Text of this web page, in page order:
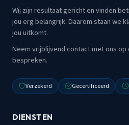
Wij zijn resultaat gericht en vinden
jou erg belangrijk. Daarom staan we
jou uitkomt.
Neem vrijblijvend contact met ons op
bespreken.
Verzekerd Gecertificeerd
DIENSTEN